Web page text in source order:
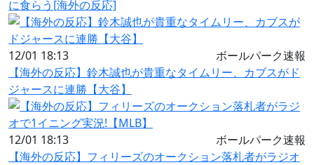
に食らう[海外の反応]
12/01 18:13
ボールパーク速報
【海外の反応】鈴木誠也が貴重なタイムリー、カブスがド
ジャースに連勝【大谷】
12/01 18:13
ボールパーク速報
【海外の反応】フィリーズのオークション落札者がラジオ